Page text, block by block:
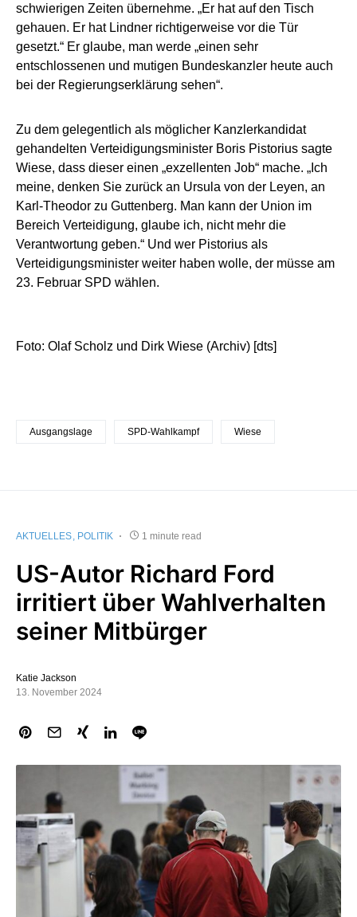
schwierigen Zeiten übernehme. „Er hat auf den Tisch
gehauen. Er hat Lindner richtigerweise vor die Tür
gesetzt.“ Er glaube, man werde „einen sehr
entschlossenen und mutigen Bundeskanzler heute auch
bei der Regierungserklärung sehen“.
Zu dem gelegentlich als möglicher Kanzlerkandidat
gehandelten Verteidigungsminister Boris Pistorius sagte
Wiese, dass dieser einen „exzellenten Job“ mache. „Ich
meine, denken Sie zurück an Ursula von der Leyen, an
Karl-Theodor zu Guttenberg. Man kann der Union im
Bereich Verteidigung, glaube ich, nicht mehr die
Verantwortung geben.“ Und wer Pistorius als
Verteidigungsminister weiter haben wolle, der müsse am
23. Februar SPD wählen.
Foto: Olaf Scholz und Dirk Wiese (Archiv) [dts]
Ausgangslage SPD-Wahlkampf Wiese
AKTUELLES POLITIK 1 minute read
US-Autor Richard Ford
irritiert über Wahlverhalten
seiner Mitbürger
Katie Jackson
13. November 2024